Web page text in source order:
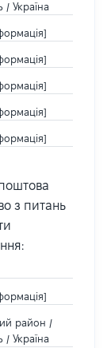
/ Україна
з питань
район /
/ Україна